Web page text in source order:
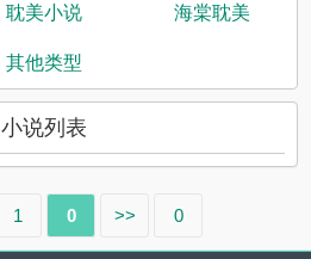
耽美小说 海棠耽美
其他类型
小说列表
1 0 >> 0